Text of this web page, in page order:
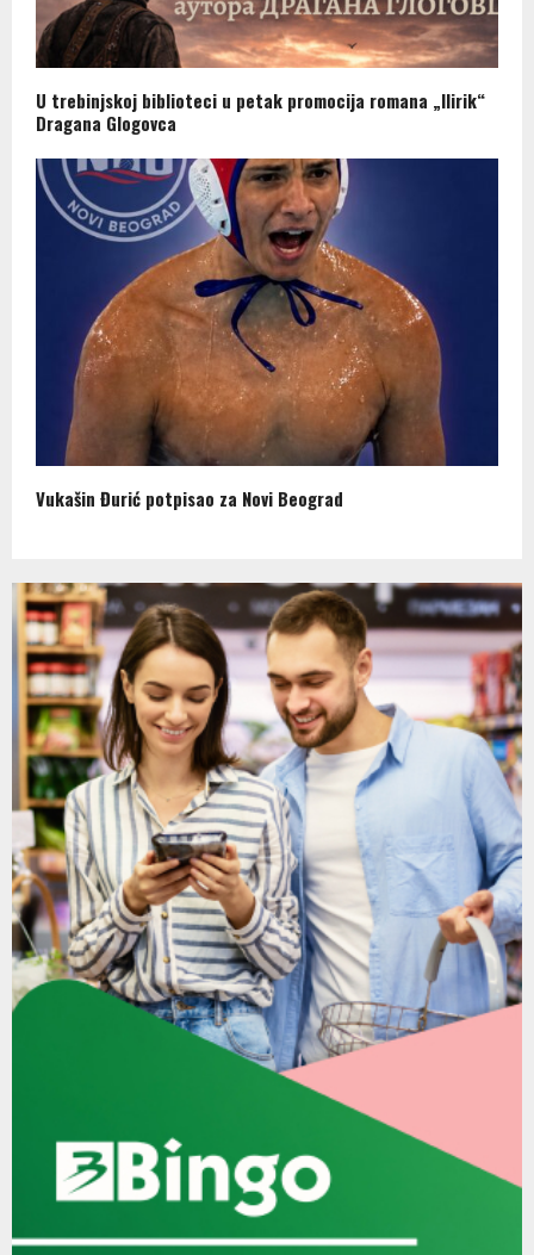
U trebinjskoj biblioteci u petak promocija romana „Ilirik“
Dragana Glogovca
Vukašin Đurić potpisao za Novi Beograd